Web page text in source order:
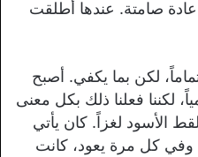
صامتة. عندها أطلقت
لكن بما يكفي. أصبح
لكننا فعلنا ذلك بكل معنى
الأسود لغزاً. كان يأتي
وفي كل مرة يعود، كانت